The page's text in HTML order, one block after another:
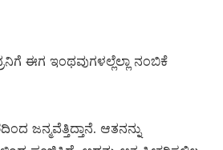
ಈಗ ಇಂಥವುಗಳಲ್ಲೆಲ್ಲಾ ನಂಬಿಕೆ
ಜನ್ಮವೆತ್ತಿದ್ತಾನೆ. ಆತನನ್ನು